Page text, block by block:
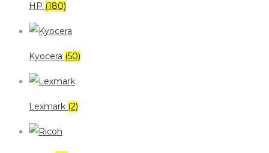
HP (180)
Kyocera (50)
Lexmark (2)